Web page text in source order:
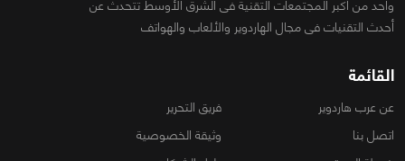
واحد من أكبر المجتمعات التقنية فى الشرق الأوسط تتحدث عن
أحدث التقنيات فى مجال الهاردوير والألعاب والهواتف
القائمة
عن عرب هاردوير
فريق التحرير
اتصل بنا
وثيقة الخصوصية